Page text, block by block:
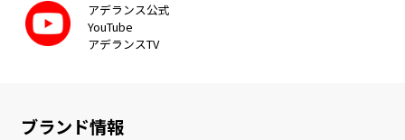
アデランス公式
YouTube
アデランスTV
ブランド情報